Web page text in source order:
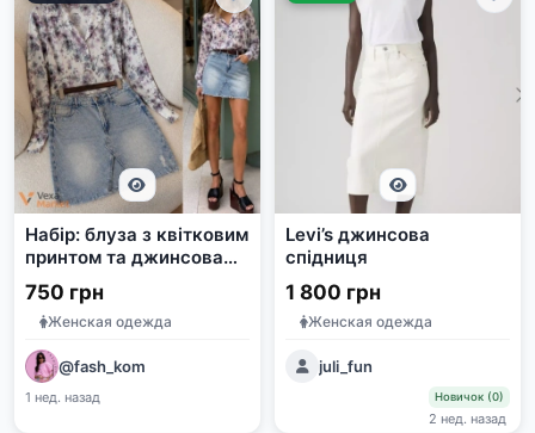
Набір: блуза з квітковим
принтом та джинсова
спідниця HM, розмір 36
750 грн
Женская одежда
@fash_kom
1 нед. назад
Levi’s джинсова
спідниця
1 800 грн
Женская одежда
juli_fun
Новичок (0)
2 нед. назад